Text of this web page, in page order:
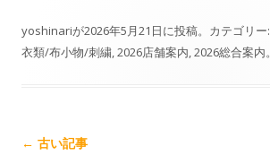
e e
b
yoshinariが2026年5月21日に投稿。カテゴリー:
衣類/布小物/刺繍 2026店舗案内 2026総合案内。
記
← 古い記事